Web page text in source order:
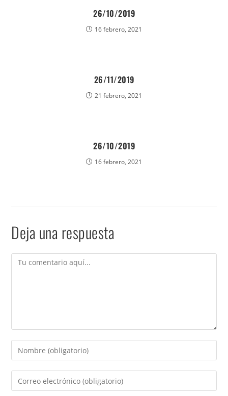
26/10/2019
16 febrero, 2021
26/11/2019
21 febrero, 2021
26/10/2019
16 febrero, 2021
Deja una respuesta